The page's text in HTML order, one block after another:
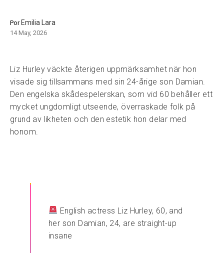
Por Emilia Lara
14 May, 2026
Liz Hurley väckte återigen uppmärksamhet när hon
visade sig tillsammans med sin 24-årige son Damian.
Den engelska skådespelerskan, som vid 60 behåller ett
mycket ungdomligt utseende, överraskade folk på
grund av likheten och den estetik hon delar med
honom.
English actress Liz Hurley, 60, and
her son Damian, 24, are straight-up
insane